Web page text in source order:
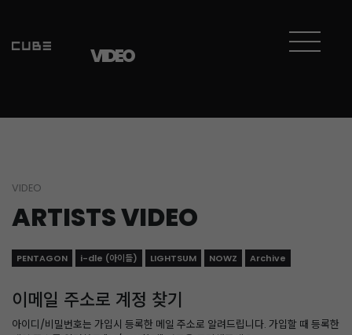
VIDEO
VIDEO
ARTISTS VIDEO
PENTAGON i-dle (아이들) LIGHTSUM NOWZ Archive
이메일 주소로 계정 찾기
아이디/비밀번호는 가입시 등록한 메일 주소로 알려드립니다. 가입할 때 등록한